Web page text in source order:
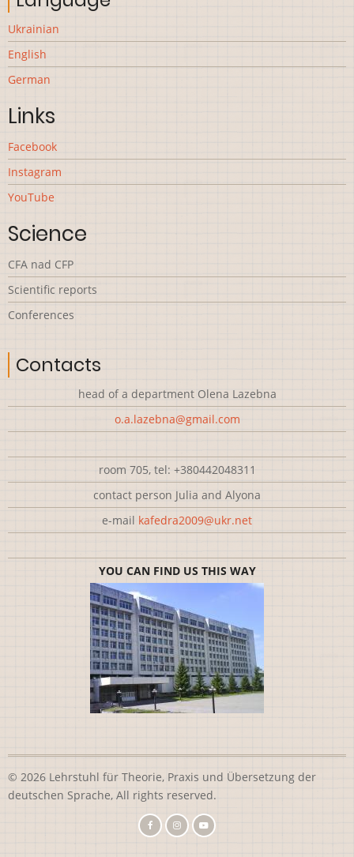
Ukrainian
English
German
Links
Facebook
Instagram
YouTube
Science
CFA nad CFP
Scientific reports
Сonferences
Contacts
head of a department Olena Lazebna
o.a.lazebna@gmail.com
room 705, tel: +380442048311
contact person Julia and Alyona
e-mail kafedra2009@ukr.net
YOU CAN FIND US THIS WAY
© 2026 Lehrstuhl für Theorie, Praxis und Übersetzung der
deutschen Sprache, All rights reserved.